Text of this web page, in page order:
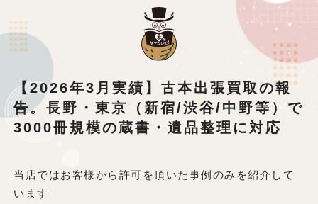
【2026年3月実績】古本出張買取の報
告。長野・東京（新宿/渋谷/中野等）で
3000冊規模の蔵書・遺品整理に対応
当店ではお客様から許可を頂いた事例のみを紹介して
います